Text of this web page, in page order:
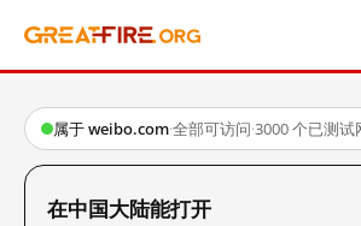
属于 weibo.com·全部可访问·3000 个已测试
在中国大陆能打开